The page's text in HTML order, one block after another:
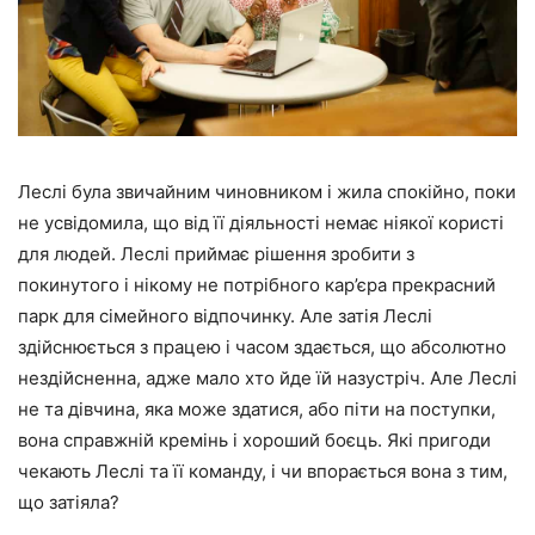
Леслі була звичайним чиновником і жила спокійно, поки
не усвідомила, що від її діяльності немає ніякої користі
для людей. Леслі приймає рішення зробити з
покинутого і нікому не потрібного кар’єра прекрасний
парк для сімейного відпочинку. Але затія Леслі
здійснюється з працею і часом здається, що абсолютно
нездійсненна, адже мало хто йде їй назустріч. Але Леслі
не та дівчина, яка може здатися, або піти на поступки,
вона справжній кремінь і хороший боєць. Які пригоди
чекають Леслі та її команду, і чи впорається вона з тим,
що затіяла?